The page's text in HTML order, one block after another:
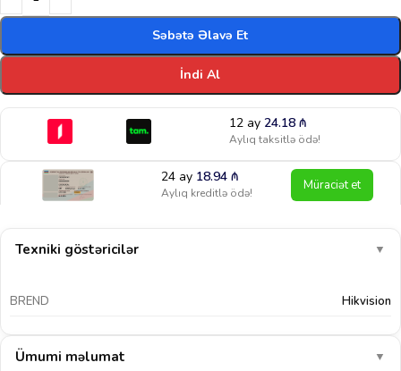
Səbətə Əlavə Et
İndi Al
12 ay 24.18 ₼
Aylıq taksitlə ödə!
24 ay 18.94₼
Aylıq kreditlə ödə! Müraciət et
Texniki göstəricilər ▼
BREND Hikvision
Ümumi məlumat ▼